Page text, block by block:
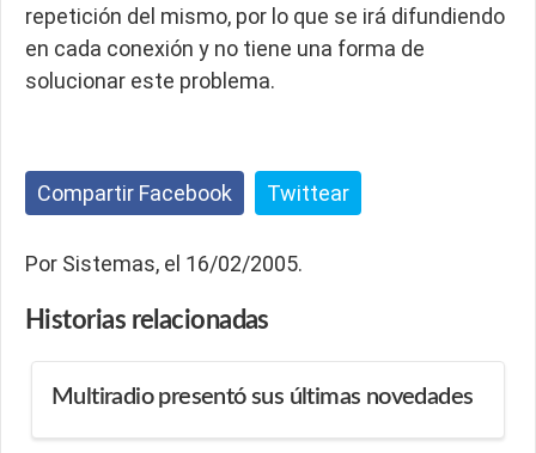
repetición del mismo, por lo que se irá difundiendo
en cada conexión y no tiene una forma de
solucionar este problema.
Compartir Facebook Twittear
Por Sistemas, el 16/02/2005.
Historias relacionadas
Multiradio presentó sus últimas novedades